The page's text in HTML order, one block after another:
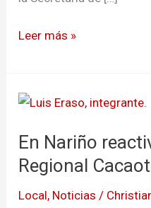
Leer más »
En Nariño
Regional
Local, Noticias /
En
reactivaron
el
Consejo
Regional